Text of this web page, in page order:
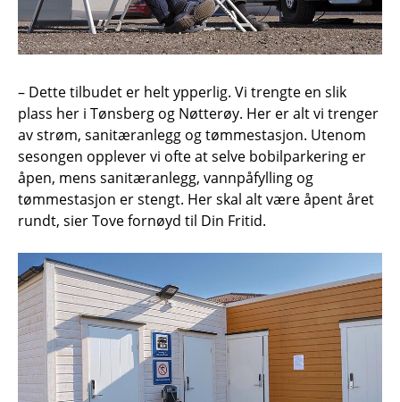
– Dette tilbudet er helt ypperlig. Vi trengte en slik
plass her i Tønsberg og Nøtterøy. Her er alt vi trenger
av strøm, sanitæranlegg og tømmestasjon. Utenom
sesongen opplever vi ofte at selve bobilparkering er
åpen, mens sanitæranlegg, vannpåfylling og
tømmestasjon er stengt. Her skal alt være åpent året
rundt, sier Tove fornøyd til Din Fritid.